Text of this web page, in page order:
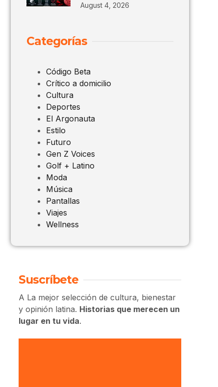
August 4, 2026
Categorías
Código Beta
Crítico a domicilio
Cultura
Deportes
El Argonauta
Estilo
Futuro
Gen Z Voices
Golf + Latino
Moda
Música
Pantallas
Viajes
Wellness
Suscríbete
A La mejor selección de cultura, bienestar
y opinión latina. Historias que merecen un
lugar en tu vida.